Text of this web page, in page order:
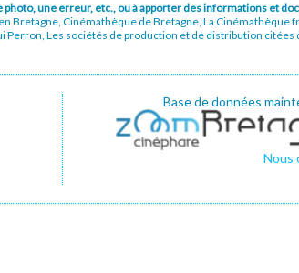
une erreur, etc., ou à apporter des informations et
Bretagne, Cinémathèque de Bretagne, La Cinémathèque
Les sociétés de production et de distribution citées
Base de données
Nous